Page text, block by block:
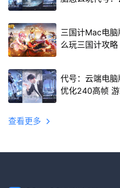
三国计Mac电
么玩三国计攻略
代号：云端电
优化240高帧
查看更多